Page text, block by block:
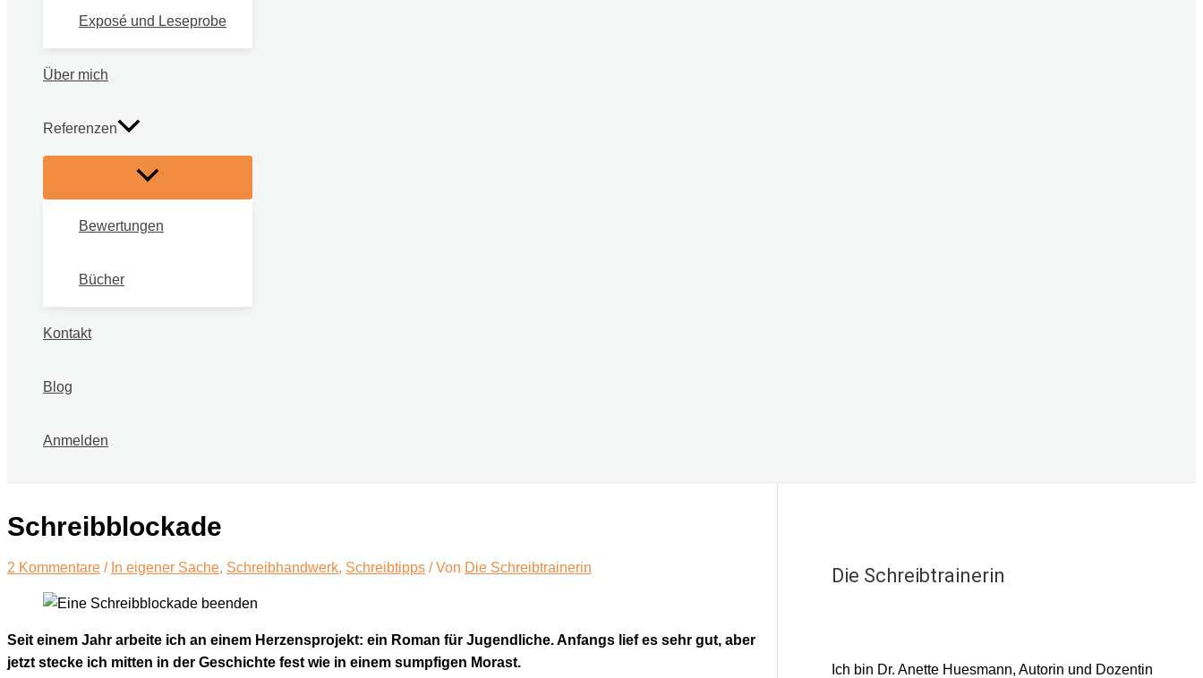
Exposé und Leseprobe
Über mich
Referenzen
Bewertungen
Bücher
Kontakt
Blog
Anmelden
Schreibblockade
2 Kommentare / In eigener Sache, Schreibhandwerk, Schreibtipps / Von Die Schreibtrainerin
Seit einem Jahr arbeite ich an einem Herzensprojekt: ein Roman für Jugendliche. Anfangs lief es sehr gut, aber
jetzt stecke ich mitten in der Geschichte fest wie in einem sumpfigen Morast.
Die Schreibtrainerin
Ich bin Dr. Anette Huesmann, Autorin und Dozentin